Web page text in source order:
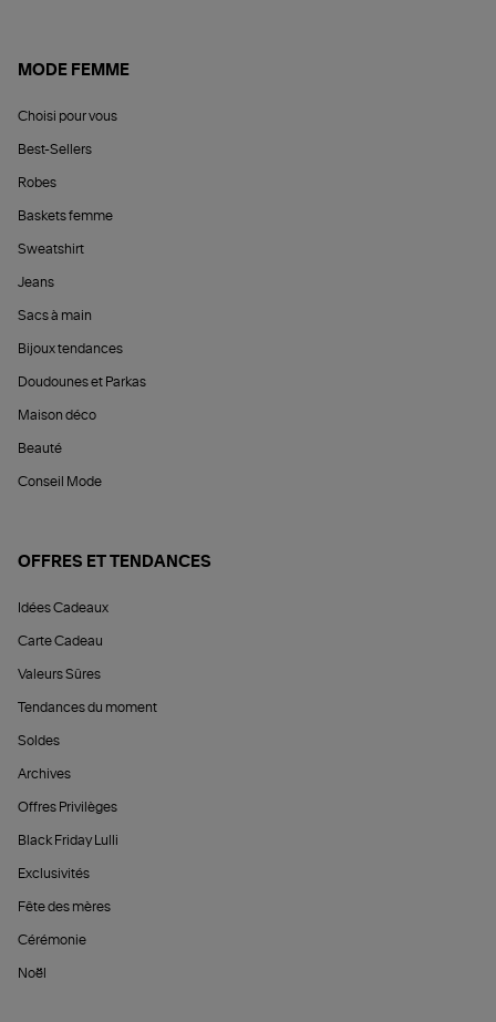
MODE FEMME
Choisi pour vous
Best-Sellers
Robes
Baskets femme
Sweatshirt
Jeans
Sacs à main
Bijoux tendances
Doudounes et Parkas
Maison déco
Beauté
Conseil Mode
OFFRES ET TENDANCES
Idées Cadeaux
Carte Cadeau
Valeurs Sûres
Tendances du moment
Soldes
Archives
Offres Privilèges
Black Friday Lulli
Exclusivités
Fête des mères
Cérémonie
Noël